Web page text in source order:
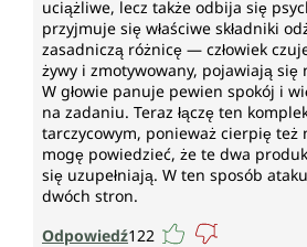
fizycznym, do prawidłowego
energetycznego, do prawidłowej
dla prawidłowego
naczyń krwionośnych, skóry,
prawidłowego funkcjonowania
nerwowego, do zmniejszenia
znużenia oraz do ochrony
oksydacyjnym. Ten efekt
dodatkowym spożyciu 200 mg w
zalecanej dziennej dawki (NRV).
uciążliwe, lecz także odbija się
przyjmuje się właściwe składniki
zasadniczą różnicę — człowiek
żywy i zmotywowany, pojawiają się
W głowie panuje pewien spokój i
na zadaniu. Teraz łączę ten
tarczycowym, ponieważ cierpię też
mogę powiedzieć, że te dwa
się uzupełniają. W ten sposób
dwóch stron.
Odpowiedź122